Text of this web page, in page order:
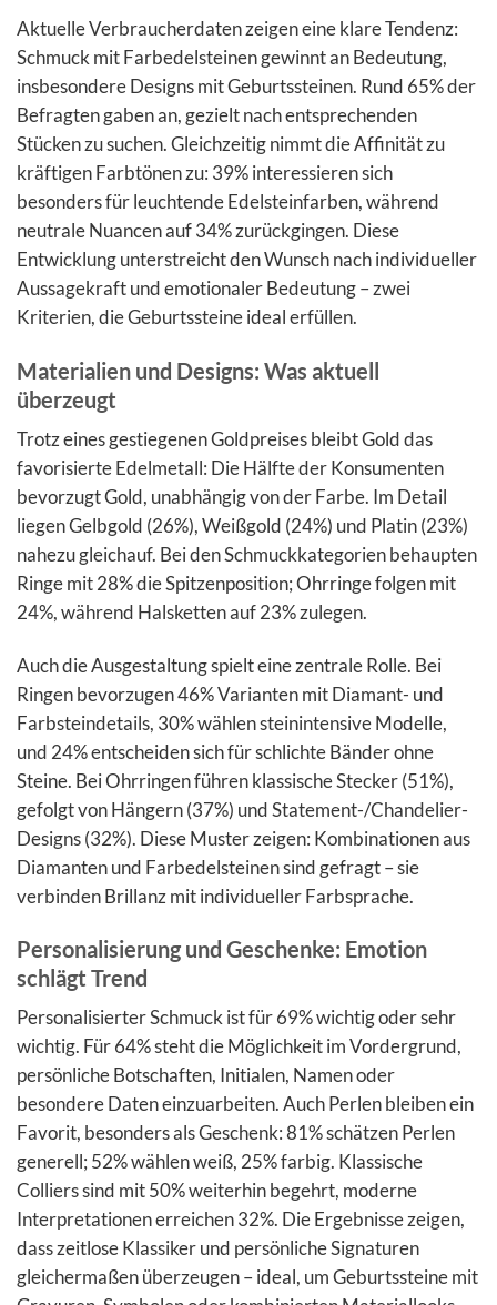
Aktuelle Verbraucherdaten zeigen eine klare Tendenz:
Schmuck mit Farbedelsteinen gewinnt an Bedeutung,
insbesondere Designs mit Geburtssteinen. Rund 65% der
Befragten gaben an, gezielt nach entsprechenden
Stücken zu suchen. Gleichzeitig nimmt die Affinität zu
kräftigen Farbtönen zu: 39% interessieren sich
besonders für leuchtende Edelsteinfarben, während
neutrale Nuancen auf 34% zurückgingen. Diese
Entwicklung unterstreicht den Wunsch nach individueller
Aussagekraft und emotionaler Bedeutung – zwei
Kriterien, die Geburtssteine ideal erfüllen.
Materialien und Designs: Was aktuell
überzeugt
Trotz eines gestiegenen Goldpreises bleibt Gold das
favorisierte Edelmetall: Die Hälfte der Konsumenten
bevorzugt Gold, unabhängig von der Farbe. Im Detail
liegen Gelbgold (26%), Weißgold (24%) und Platin (23%)
nahezu gleichauf. Bei den Schmuckkategorien behaupten
Ringe mit 28% die Spitzenposition; Ohrringe folgen mit
24%, während Halsketten auf 23% zulegen.
Auch die Ausgestaltung spielt eine zentrale Rolle. Bei
Ringen bevorzugen 46% Varianten mit Diamant- und
Farbsteindetails, 30% wählen steinintensive Modelle,
und 24% entscheiden sich für schlichte Bänder ohne
Steine. Bei Ohrringen führen klassische Stecker (51%),
gefolgt von Hängern (37%) und Statement-/Chandelier-
Designs (32%). Diese Muster zeigen: Kombinationen aus
Diamanten und Farbedelsteinen sind gefragt – sie
verbinden Brillanz mit individueller Farbsprache.
Personalisierung und Geschenke: Emotion
schlägt Trend
Personalisierter Schmuck ist für 69% wichtig oder sehr
wichtig. Für 64% steht die Möglichkeit im Vordergrund,
persönliche Botschaften, Initialen, Namen oder
besondere Daten einzuarbeiten. Auch Perlen bleiben ein
Favorit, besonders als Geschenk: 81% schätzen Perlen
generell; 52% wählen weiß, 25% farbig. Klassische
Colliers sind mit 50% weiterhin begehrt, moderne
Interpretationen erreichen 32%. Die Ergebnisse zeigen,
dass zeitlose Klassiker und persönliche Signaturen
gleichermaßen überzeugen – ideal, um Geburtssteine mit